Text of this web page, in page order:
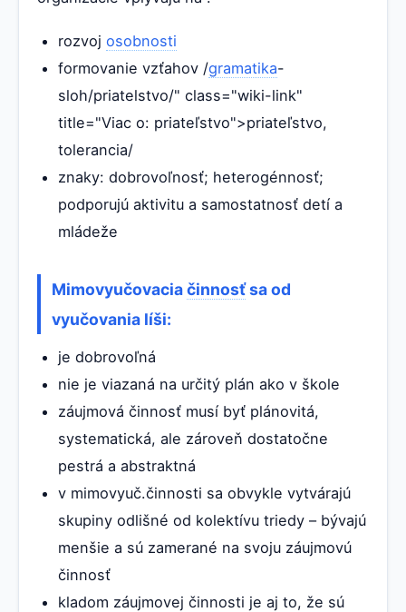
rozvoj osobnosti
formovanie vzťahov /gramatika-
sloh/priatelstvo/" class="wiki-link"
title="Viac o: priateľstvo">priateľstvo,
tolerancia/
znaky: dobrovoľnosť; heterogénnosť;
podporujú aktivitu a samostatnosť detí a
mládeže
Mimovyučovaciačinnosťsa od
vyučovania líši:
je dobrovoľná
nie je viazaná na určitý plán ako v škole
záujmová činnosť musí byť plánovitá,
systematická, ale zároveň dostatočne
pestrá a abstraktná
v mimovyuč.činnosti sa obvykle vytvárajú
skupiny odlišné od kolektívu triedy – bývajú
menšie a sú zamerané na svoju záujmovú
činnosť
kladom záujmovej činnosti je aj to, že sú